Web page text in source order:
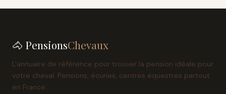
🐴 PensionsChevaux
L'annuaire de référence pour trouver la pension idéale pour
votre cheval. Pensions, écuries, centres équestres partout
en France.